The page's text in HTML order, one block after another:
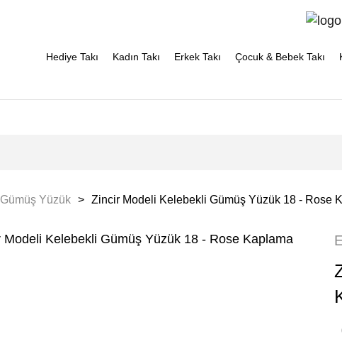
Hediye Takı Kadın Takı Erkek Takı Çocuk & Bebek Takı
Gümüş Yüzük Zincir Modeli Kelebekli Gümüş Yüzük 18 - Rose